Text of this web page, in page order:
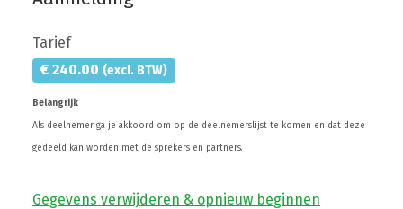
Tarief
€ 240.00 (excl. BTW)
Belangrijk
Als deelnemer ga je akkoord om op de deelnemerslijst te komen en dat deze
gedeeld kan worden met de sprekers en partners.
Gegevens verwijderen & opnieuw beginnen